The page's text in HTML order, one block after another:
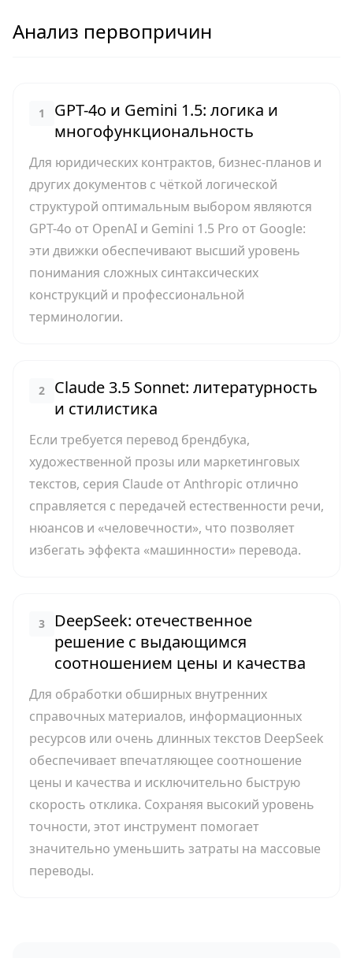
Анализ первопричин
1
GPT-4o и Gemini 1.5: логика и
многофункциональность
Для юридических контрактов, бизнес-планов и
других документов с чёткой логической
структурой оптимальным выбором являются
GPT-4o от OpenAI и Gemini 1.5 Pro от Google:
эти движки обеспечивают высший уровень
понимания сложных синтаксических
конструкций и профессиональной
терминологии.
2
Claude 3.5 Sonnet: литературность
и стилистика
Если требуется перевод брендбука,
художественной прозы или маркетинговых
текстов, серия Claude от Anthropic отлично
справляется с передачей естественности речи,
нюансов и «человечности», что позволяет
избегать эффекта «машинности» перевода.
3
DeepSeek: отечественное
решение с выдающимся
соотношением цены и качества
Для обработки обширных внутренних
справочных материалов, информационных
ресурсов или очень длинных текстов DeepSeek
обеспечивает впечатляющее соотношение
цены и качества и исключительно быструю
скорость отклика. Сохраняя высокий уровень
точности, этот инструмент помогает
значительно уменьшить затраты на массовые
переводы.